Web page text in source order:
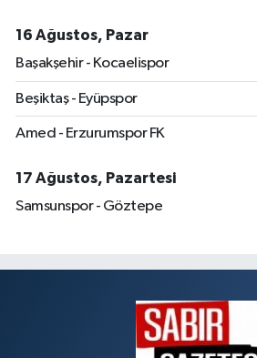
16 Ağustos, Pazar
Başakşehir - Kocaelispor
Beşiktaş - Eyüpspor
Amed - Erzurumspor FK
17 Ağustos, Pazartesi
Samsunspor - Göztepe